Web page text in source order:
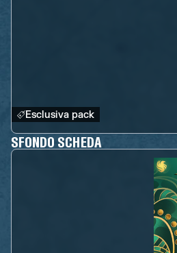
Esclusiva pack
SFONDO SCHEDA